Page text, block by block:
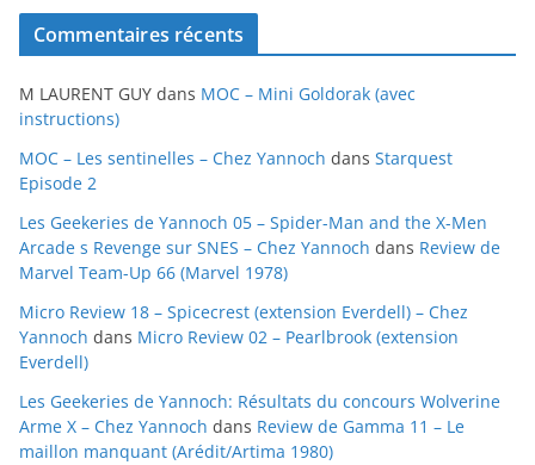
c
v
e
s
Commentaires récents
M LAURENT GUY dans MOC – Mini Goldorak (avec
instructions)
MOC – Les sentinelles – Chez Yannoch dans Starquest
Episode 2
Les Geekeries de Yannoch 05 – Spider-Man and the X-Men
Arcade s Revenge sur SNES – Chez Yannoch dans Review de
Marvel Team-Up 66 (Marvel 1978)
Micro Review 18 – Spicecrest (extension Everdell) – Chez
Yannoch dans Micro Review 02 – Pearlbrook (extension
Everdell)
Les Geekeries de Yannoch: Résultats du concours Wolverine
Arme X – Chez Yannoch dans Review de Gamma 11 – Le
maillon manquant (Arédit/Artima 1980)